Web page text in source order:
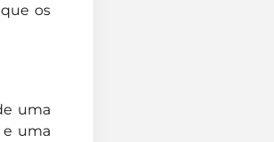
os
uma
e uma